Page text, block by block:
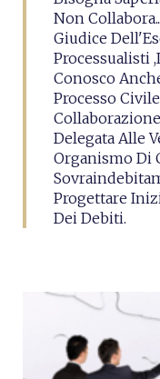
Non
Giudice
Processualisti
Conosco
Processo
Delegata Alle
Organismo Di
Progettare
Dei Debiti.